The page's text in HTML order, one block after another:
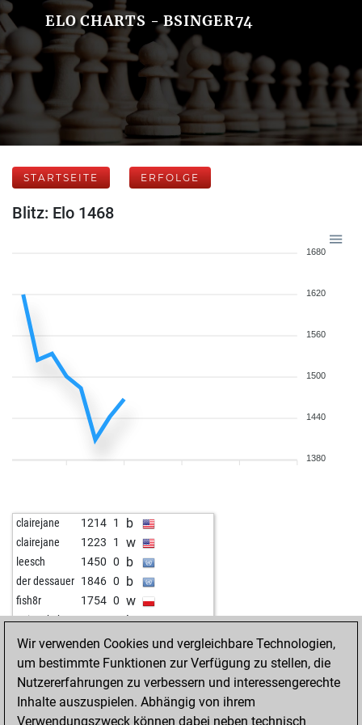
ELO CHARTS - BSINGER74
STARTSEITE ERFOLGE
Blitz: Elo 1468
1680
1620
1560
1500
1440
1380
clairejane 1214 1 b
clairejane 1223 1 w
leesch 1450 0 b
der dessauer 1846 0 b
fish8r 1754 0 w
anivarth_k 1033 1 b
berta 1565 0 w
Wir verwenden Cookies und vergleichbare Technologien,
um bestimmte Funktionen zur Verfügung zu stellen, die
Nutzererfahrungen zu verbessern und interessengerechte
Inhalte auszuspielen. Abhängig von ihrem
Verwendungszweck können dabei neben technisch